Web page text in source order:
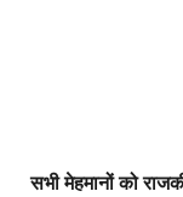
सभी मेहमानों को